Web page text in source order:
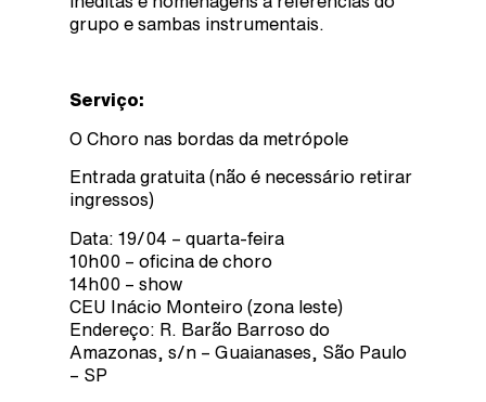
grupo e sambas instrumentais.
Serviço:
O Choro nas bordas da metrópole
Entrada gratuita (não é necessário retirar
ingressos)
Data: 19/04 – quarta-feira
10h00 – oficina de choro
14h00 – show
CEU Inácio Monteiro (zona leste)
Endereço: R. Barão Barroso do
Amazonas, s/n – Guaianases, São Paulo
– SP